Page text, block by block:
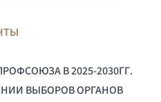
В 2025-2030ГГ.
ВЫБОРОВ ОРГАНОВ